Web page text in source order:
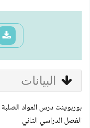
البيانات
بوربوينت درس المواد
الفصل الدراسي الثاني